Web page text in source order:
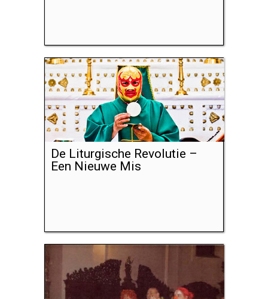
De Liturgische Revolutie –
Een Nieuwe Mis